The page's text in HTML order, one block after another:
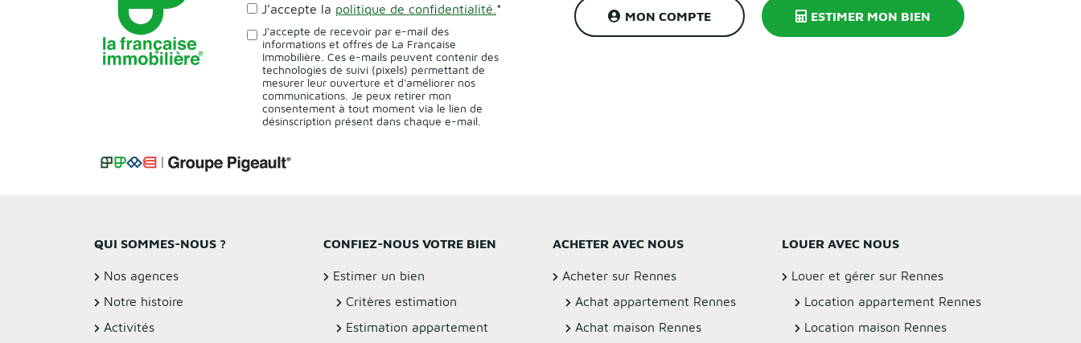
MON COMPTE ESTIMER MON BIEN
J’accepte la politique de confidentialité. *
J'accepte de recevoir par e-mail des
informations et offres de La Française
Immobilière. Ces e-mails peuvent contenir des
technologies de suivi (pixels) permettant de
mesurer leur ouverture et d'améliorer nos
communications. Je peux retirer mon
consentement à tout moment via le lien de
désinscription présent dans chaque e-mail.
QUI SOMMES-NOUS ?
Nos agences
Notre histoire
Activités
CONFIEZ-NOUS VOTRE BIEN
Estimer un bien
Critères estimation
Estimation appartement
ACHETER AVEC NOUS
Acheter sur Rennes
Achat appartement Rennes
Achat maison Rennes
LOUER AVEC NOUS
Louer et gérer sur Rennes
Location appartement Rennes
Location maison Rennes